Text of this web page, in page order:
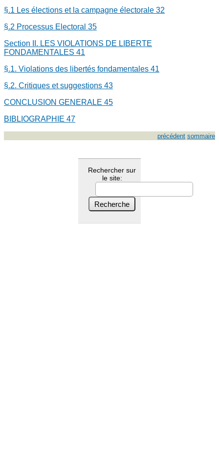
§.1 Les élections et la campagne électorale 32
§.2 Processus Electoral 35
Section II. LES VIOLATIONS DE LIBERTE
FONDAMENTALES 41
§.1. Violations des libertés fondamentales 41
§.2. Critiques et suggestions 43
CONCLUSION GENERALE 45
BIBLIOGRAPHIE 47
précédent sommaire
Rechercher sur
le site: